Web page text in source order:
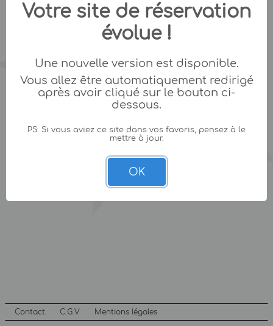
Contact C.G.V Mentions légales
Votre site de réservation
évolue !
Une nouvelle version est disponible.
Vous allez être automatiquement redirigé
après avoir cliqué sur le bouton ci-
dessous.
PS: Si vous aviez ce site dans vos favoris, pensez à le
mettre à jour.
OK